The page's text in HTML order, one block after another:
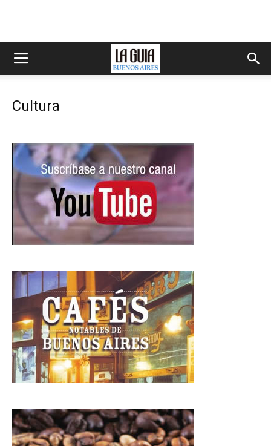
Cultura